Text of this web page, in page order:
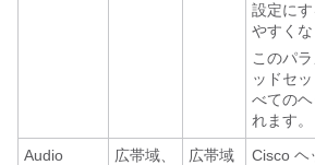
設定に
やすくな
このパラ
ッドセ
べての
れます。
Audio
広帯域、
広帯域
Cisco ヘ